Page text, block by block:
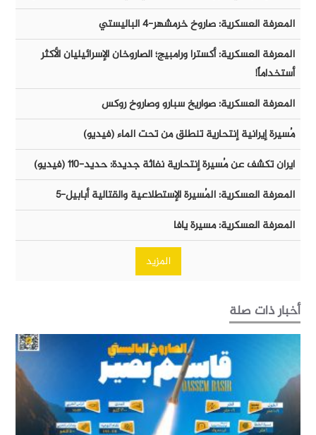
المعرفة العسكرية: صاروخ خرمشهر-٤ الباليستي
المعرفة العسكرية: أكسترا ورامبيج؛ الصاروخان الإسرائيليان الأكثر
أستخداماً!
المعرفة العسكرية: صواريخ سبارو وصاروخ روكس
مُسيرة إيرانية إنتحارية تنطلق من تحت الماء (فيديو)
ايران تكشف عن مُسيرة إنتحارية نفاثة جديدة: حديد-١١٠ (فيديو)
المعرفة العسكرية: المُسيرة الإستطلاعية والقتالية أبابيل-٥
المعرفة العسكرية: مسيرة يافا
المزيد
أخبار ذات صلة